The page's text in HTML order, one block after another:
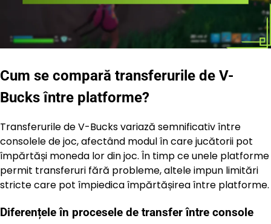
Cum se compară transferurile de V-
Bucks între platforme?
Transferurile de V-Bucks variază semnificativ între
consolele de joc, afectând modul în care jucătorii pot
împărtăși moneda lor din joc. În timp ce unele platforme
permit transferuri fără probleme, altele impun limitări
stricte care pot împiedica împărtășirea între platforme.
Diferențele în procesele de transfer între console